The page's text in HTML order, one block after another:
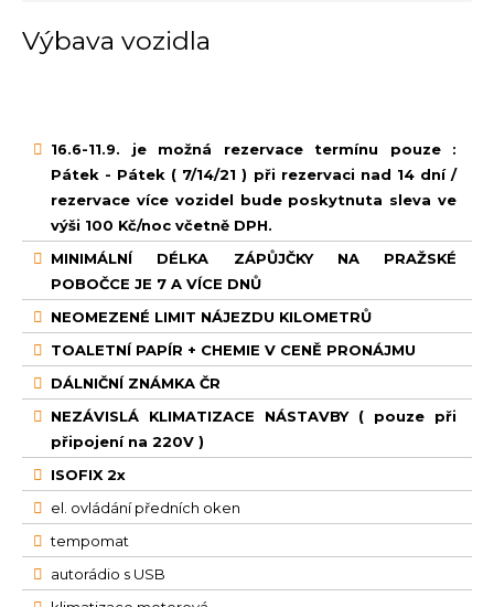
Výbava vozidla
16.6-11.9. je možná rezervace termínu pouze :
Pátek - Pátek ( 7/14/21 ) při rezervaci nad 14 dní /
rezervace více vozidel bude poskytnuta sleva ve
výši 100 Kč/noc včetně DPH.
MINIMÁLNÍ DÉLKA ZÁPŮJČKY NA PRAŽSKÉ
POBOČCE JE 7 A VÍCE DNŮ
NEOMEZENÉ LIMIT NÁJEZDU KILOMETRŮ
TOALETNÍ PAPÍR + CHEMIE V CENĚ PRONÁJMU
DÁLNIČNÍ ZNÁMKA ČR
NEZÁVISLÁ KLIMATIZACE NÁSTAVBY ( pouze při
připojení na 220V )
ISOFIX 2x
el. ovládání předních oken
tempomat
autorádio s USB